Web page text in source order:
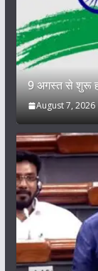
9 अगस्त से शुरू
August 7, 2026